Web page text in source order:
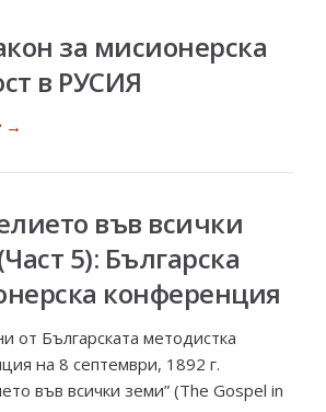
за мисионерска
в РУСИЯ
→
във всички
5): Българска
конференция
от Българската методистка
на 8 септември, 1892 г.
във всички земи” (The Gospel in